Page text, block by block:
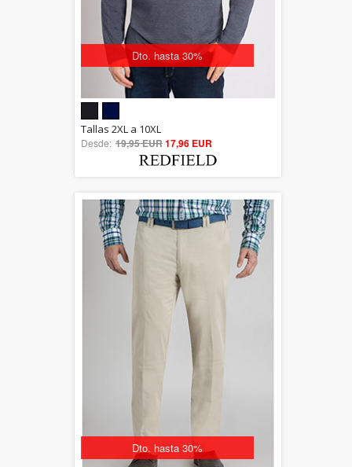
Dto. hasta 30%
5.00
out of 5
Tallas 2XL a 10XL
Desde: 19,95 EUR17,96 EUR
Dto. hasta 30%